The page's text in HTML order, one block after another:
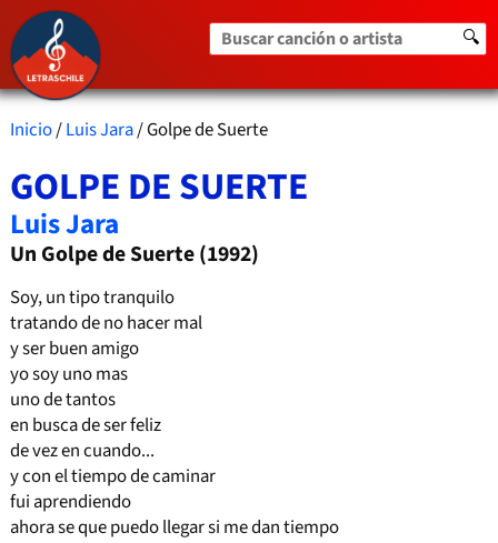
Buscar canción o artista 🔍
Inicio/Luis Jara/ Golpe de Suerte
GOLPE DE SUERTE
Luis Jara
Un Golpe de Suerte (1992)
Soy, un tipo tranquilo
tratando de no hacer mal
y ser buen amigo
yo soy uno mas
uno de tantos
en busca de ser feliz
de vez en cuando...
y con el tiempo de caminar
fui aprendiendo
ahora se que puedo llegar si me dan tiempo